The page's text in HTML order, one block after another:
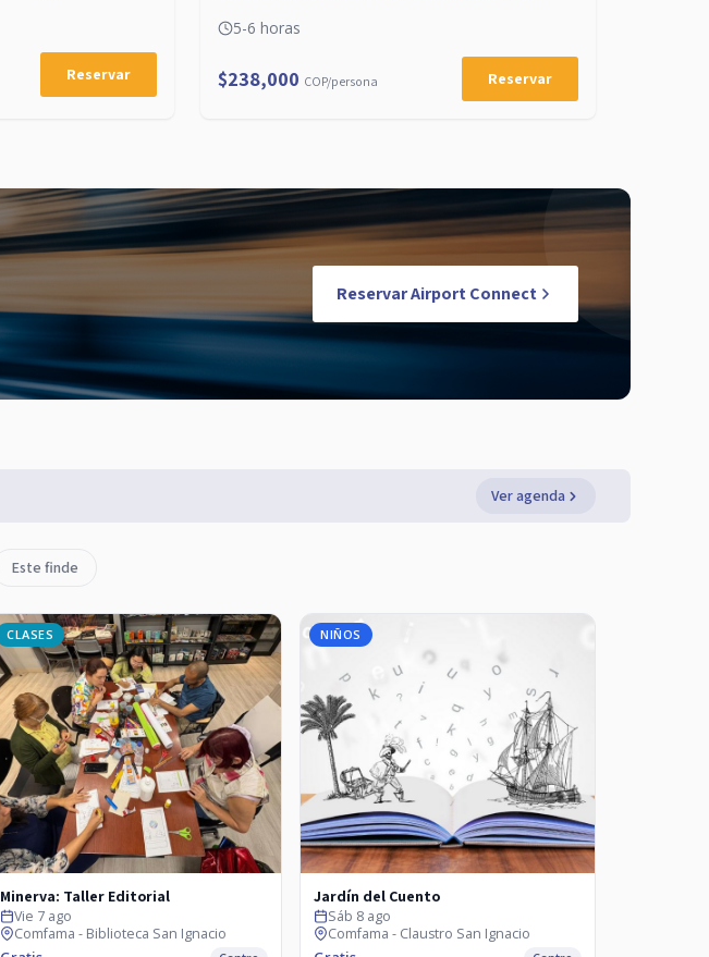
Reservar
5-6 horas
$238,000 COP/persona Reservar
Reservar Airport Connect
Ver agenda
Este finde
CLASES
Minerva: Taller Editorial
Vie 7 ago
Comfama - Biblioteca San Ignacio
NIÑOS
Jardín del Cuento
Sáb 8 ago
Comfama - Claustro San Ignacio